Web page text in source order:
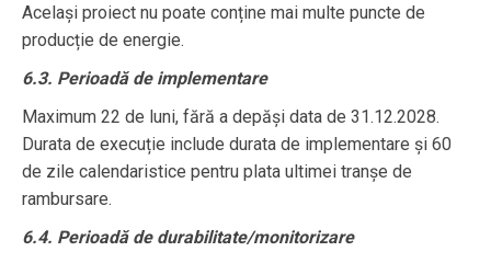
Același proiect nu poate conține mai multe puncte de
producție de energie.
6.3. Perioadă de implementare
Maximum 22 de luni, fără a depăși data de 31.12.2028.
Durata de execuție include durata de implementare și 60
de zile calendaristice pentru plata ultimei tranșe de
rambursare.
6.4. Perioadă de durabilitate/monitorizare